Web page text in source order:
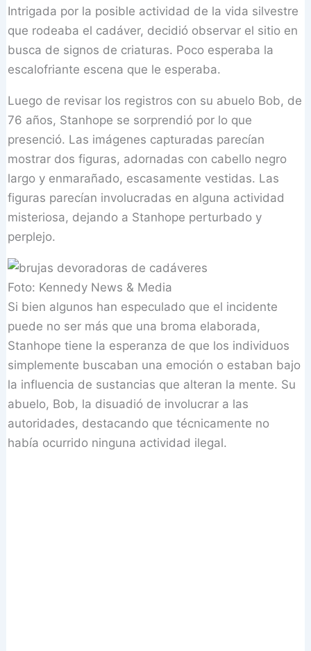
Intrigada por la posible actividad de la vida silvestre
que rodeaba el cadáver, decidió observar el sitio en
busca de signos de criaturas. Poco esperaba la
escalofriante escena que le esperaba.
Luego de revisar los registros con su abuelo Bob, de
76 años, Stanhope se sorprendió por lo que
presenció. Las imágenes capturadas parecían
mostrar dos figuras, adornadas con cabello negro
largo y enmarañado, escasamente vestidas. Las
figuras parecían involucradas en alguna actividad
misteriosa, dejando a Stanhope perturbado y
perplejo.
Foto: Kennedy News & Media
Si bien algunos han especulado que el incidente
puede no ser más que una broma elaborada,
Stanhope tiene la esperanza de que los individuos
simplemente buscaban una emoción o estaban bajo
la influencia de sustancias que alteran la mente. Su
abuelo, Bob, la disuadió de involucrar a las
autoridades, destacando que técnicamente no
había ocurrido ninguna actividad ilegal.